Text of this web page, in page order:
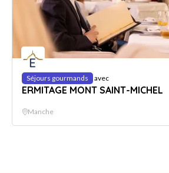
Séjours gourmands avec
ERMITAGE MONT SAINT-MICHEL
Manche